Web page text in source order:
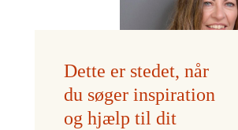
Dette er stedet, når
du søger inspiration
og hjælp til dit